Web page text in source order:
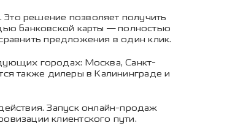
решение позволяет получить
банковской карты — полностью
предложения в один клик.
городах: Москва, Санкт-
также дилеры в Калининграде и
Запуск онлайн-продаж
клиентского пути.